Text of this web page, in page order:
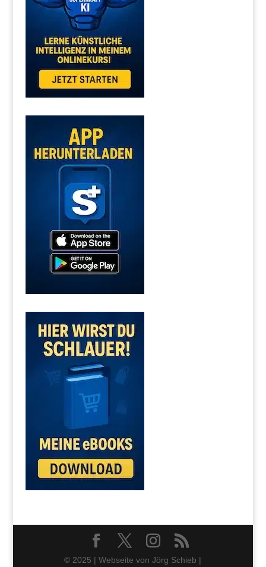
© 2025 | Webseite von Jörg Schieb |